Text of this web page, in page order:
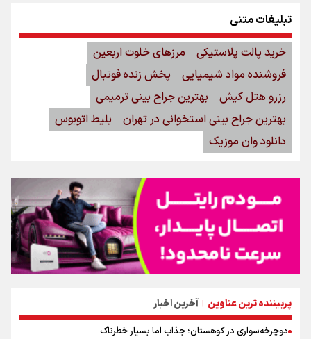
پربیننده ترین عناوین | آخرین اخبار
دوچرخه‌سواری در کوهستان؛ جذاب اما بسیار خطرناک
تبلیغات متنی
خرید پالت پلاستیکی
مرزهای خلوت اربعین
فروشنده مواد شیمیایی
پخش زنده فوتبال
رزرو هتل کیش
بهترین جراح بینی ترمیمی
بهترین جراح بینی استخوانی در تهران
بلیط اتوبوس
دانلود وان موزیک